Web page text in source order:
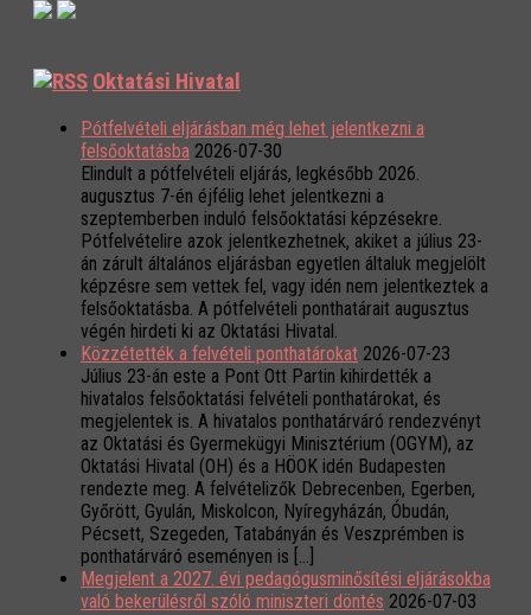
Oktatási Hivatal
Pótfelvételi eljárásban még lehet jelentkezni a
felsőoktatásba 2026-07-30
Elindult a pótfelvételi eljárás, legkésőbb 2026.
augusztus 7-én éjfélig lehet jelentkezni a
szeptemberben induló felsőoktatási képzésekre.
Pótfelvételire azok jelentkezhetnek, akiket a július 23-
án zárult általános eljárásban egyetlen általuk megjelölt
képzésre sem vettek fel, vagy idén nem jelentkeztek a
felsőoktatásba. A pótfelvételi ponthatárait augusztus
végén hirdeti ki az Oktatási Hivatal.
Közzétették a felvételi ponthatárokat 2026-07-23
Július 23-án este a Pont Ott Partin kihirdették a
hivatalos felsőoktatási felvételi ponthatárokat, és
megjelentek is. A hivatalos ponthatárváró rendezvényt
az Oktatási és Gyermekügyi Minisztérium (OGYM), az
Oktatási Hivatal (OH) és a HÖOK idén Budapesten
rendezte meg. A felvételizők Debrecenben, Egerben,
Győrött, Gyulán, Miskolcon, Nyíregyházán, Óbudán,
Pécsett, Szegeden, Tatabányán és Veszprémben is
ponthatárváró eseményen is […]
Megjelent a 2027. évi pedagógusminősítési eljárásokba
való bekerülésről szóló miniszteri döntés 2026-07-03